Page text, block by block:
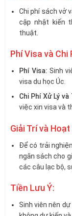
Chi phí sách vở
cập nhật kiến
thuật.
Phí Visa và Chi
Phí Visa: Sinh
visa du học Úc.
Chi Phí Xử Lý
việc xin visa và
Giải Trí và
Để có trải
ngân sách cho
các câu lạc bộ,
Tiền Lưu Ý:
Sinh viên nên